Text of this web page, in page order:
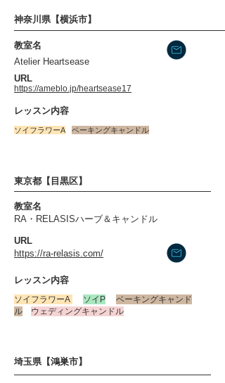
神奈川県【横浜市】
​教室名
Atelier Heartsease
​URL
https://ameblo.jp/heartsease17
​レッスン内容
​ソイフラワーA ベーキングキャンドル
東京都【目黒区】
​教室名
RA・RELASISハーブ＆キャンドル
​URL
https://ra-relasis.com/
​レッスン内容
ソイフラワーA ソイP
ベーキングキャンド
ル
ウェディングキャンドル
埼玉県【鴻巣市】